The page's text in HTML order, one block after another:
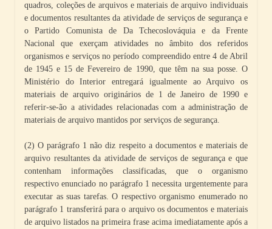
quadros, coleções de arquivos e materiais de arquivo individuais
e documentos resultantes da atividade de serviços de segurança e
o Partido Comunista de Da Tchecoslováquia e da Frente
Nacional que exerçam atividades no âmbito dos referidos
organismos e serviços no período compreendido entre 4 de Abril
de 1945 e 15 de Fevereiro de 1990, que têm na sua posse. O
Ministério do Interior entregará igualmente ao Arquivo os
materiais de arquivo originários de 1 de Janeiro de 1990 e
referir-se-ão a atividades relacionadas com a administração de
materiais de arquivo mantidos por serviços de segurança.
(2) O parágrafo 1 não diz respeito a documentos e materiais de
arquivo resultantes da atividade de serviços de segurança e que
contenham informações classificadas, que o organismo
respectivo enunciado no parágrafo 1 necessita urgentemente para
executar as suas tarefas. O respectivo organismo enumerado no
parágrafo 1 transferirá para o arquivo os documentos e materiais
de arquivo listados na primeira frase acima imediatamente após a